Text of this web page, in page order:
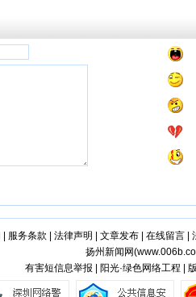
服务条款 法律声明 文章发布| 在线留言|
扬州新闻网(
有害短信息举报 | 阳光·绿色网络工程 |